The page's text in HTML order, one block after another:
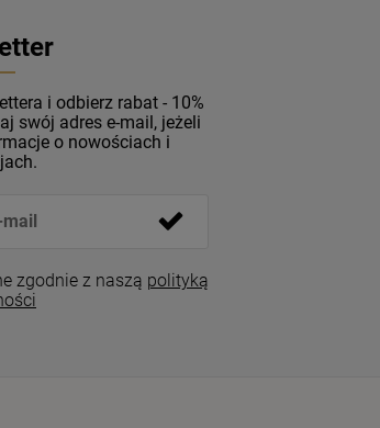
i odbierz rabat - 10%
swój adres e-mail, jeżeli
o nowościach i
zgodnie z naszą polityką